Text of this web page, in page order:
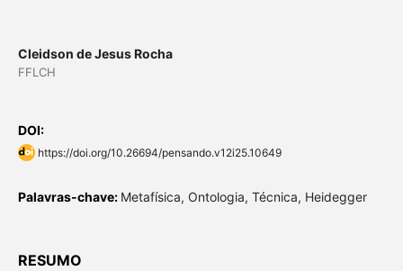
Cleidson de Jesus Rocha
FFLCH
DOI:
https://doi.org/10.26694/pensando.v12i25.10649
Palavras-chave: Metafísica, Ontologia, Técnica, Heidegger
RESUMO